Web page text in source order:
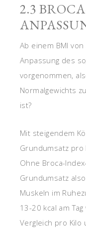
2.3
Ab einem BMI
Anpassung des
vorgenommen,
Normalgewichts
ist?
Mit steigendem
Grundumsatz pro
Ohne Broca-
Grundumsatz
Muskeln im
13-20 kcal am
Vergleich pro Kilo